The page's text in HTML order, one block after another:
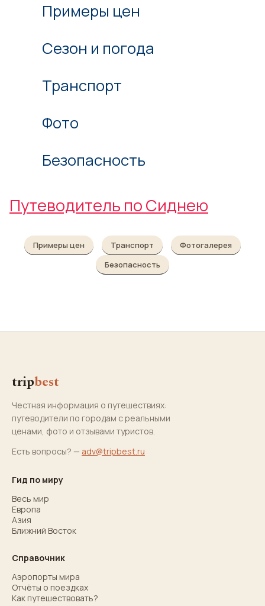
Примеры цен
Сезон и погода
Транспорт
Фото
Безопасность
Путеводитель по Сиднею
Примеры цен Транспорт
Фотогалерея
Безопасность
tripbest
Честная информация о путешествиях:
путеводители по городам с реальными
ценами, фото и отзывами туристов.
Есть вопросы? — adv@tripbest.ru
Гид по миру
Весь мир
Европа
Азия
Ближний Восток
Справочник
Аэропорты мира
Отчёты о поездках
Как путешествовать?